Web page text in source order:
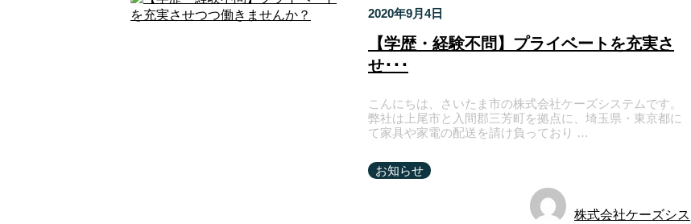
2020年9月4日
【学歴・経験不問】プライベートを充実さ
せ･･･
こんにちは、さいたま市の株式会社ケーズシステムです。
弊社は上尾市と入間郡三芳町を拠点に、埼玉県・東京都に
て家具や家電の配送を請け負っており …
株式会社ケーズシス
お知らせ